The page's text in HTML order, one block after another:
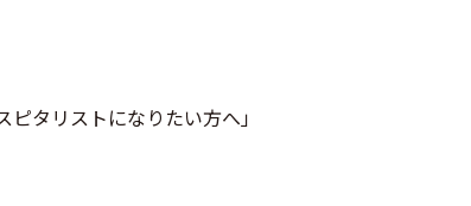
タリストになりたい方へ」